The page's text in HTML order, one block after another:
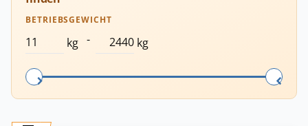
BETRIEBSGEWICHT
kg - kg